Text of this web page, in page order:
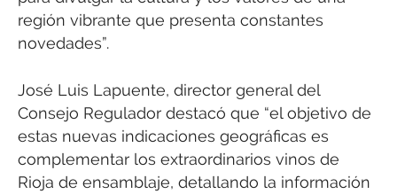
región vibrante que presenta constantes
novedades”.
José Luis Lapuente, director general del
Consejo Regulador destacó que “el objetivo de
estas nuevas indicaciones geográficas es
complementar los extraordinarios vinos de
Rioja de ensamblaje, detallando la información